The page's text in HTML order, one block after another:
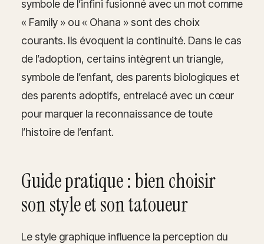
symbole de l’infini fusionné avec un mot comme
« Family » ou « Ohana » sont des choix
courants. Ils évoquent la continuité. Dans le cas
de l’adoption, certains intègrent un triangle,
symbole de l’enfant, des parents biologiques et
des parents adoptifs, entrelacé avec un cœur
pour marquer la reconnaissance de toute
l’histoire de l’enfant.
Guide pratique : bien choisir
son style et son tatoueur
Le style graphique influence la perception du